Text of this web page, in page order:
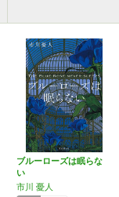
ブルーローズは眠らな
い
市川 憂人